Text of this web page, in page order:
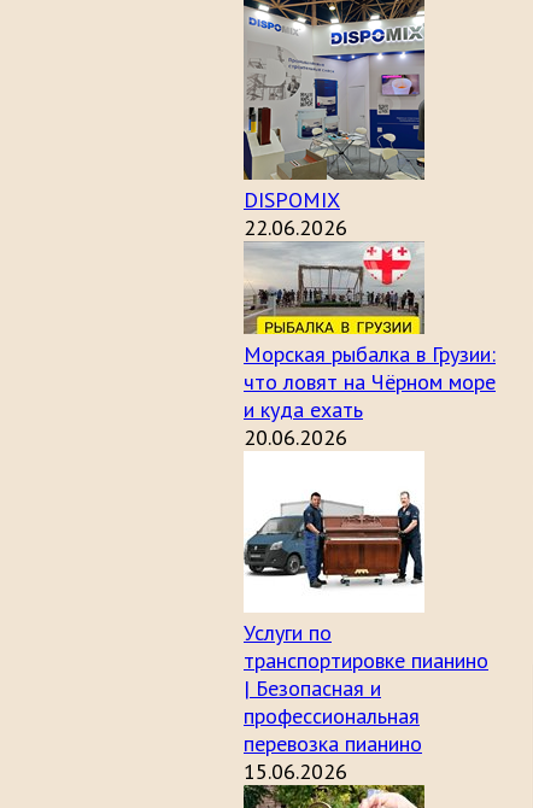
DISPOMIX
22.06.2026
Морская рыбалка в Грузии:
что ловят на Чёрном море
и куда ехать
20.06.2026
Услуги по
транспортировке пианино
| Безопасная и
профессиональная
перевозка пианино
15.06.2026